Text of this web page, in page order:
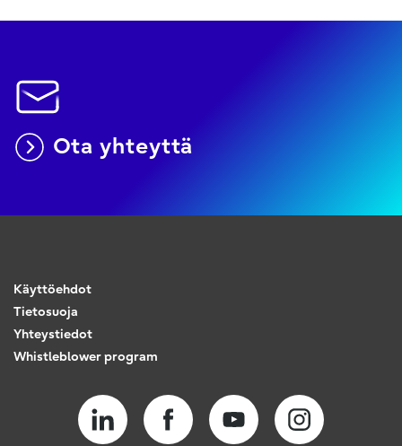
Ota yhteyttä
Käyttöehdot
Tietosuoja
Yhteystiedot
Whistleblower program